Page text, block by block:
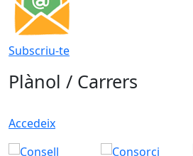
Subscriu-te
Plànol / Carrers
Accedeix